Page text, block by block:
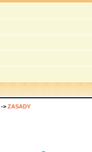
-> ZASADY